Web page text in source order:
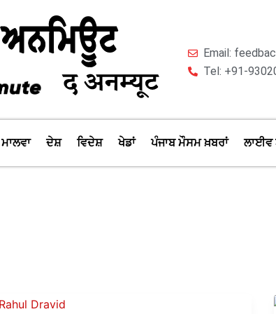
Email:
Tel: +91-
ਮਾਲਵਾ ਦੇਸ਼ ਵਿਦੇਸ਼ ਖੇਡਾਂ ਪੰਜਾਬ ਮੌਸਮ ਖ਼ਬਰਾਂ ਲਾਈਵ